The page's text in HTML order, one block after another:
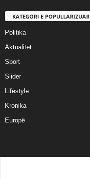
KATEGORI E POPULLARIZUAR
Politika
Aktualitet
Sport
Slider
Lifestyle
Kronika
Europë